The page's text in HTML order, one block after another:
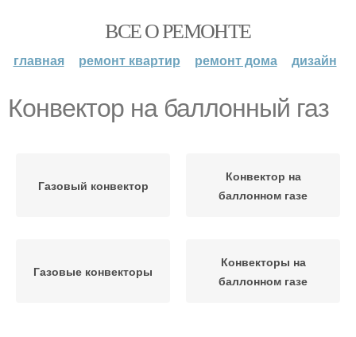
ВСЕ О РЕМОНТЕ
главная ремонт квартир ремонт дома дизайн
Конвектор на баллонный газ
Газовый конвектор
Конвектор на
баллонном газе
Газовые конвекторы
Конвекторы на
баллонном газе